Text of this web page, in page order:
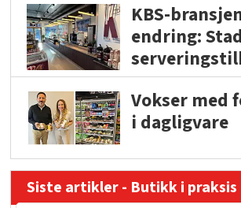
KBS-
endring:
Vokser med
i dagligvare
Siste artikler - Butikk i praksis